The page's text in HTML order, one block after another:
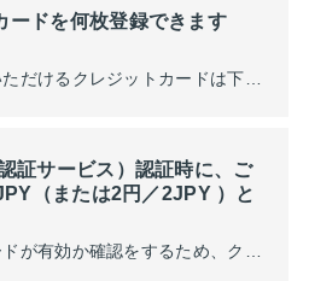
ードを何枚登録できます
証サービス）認証時に、ご
（または2円／2JPY ）と